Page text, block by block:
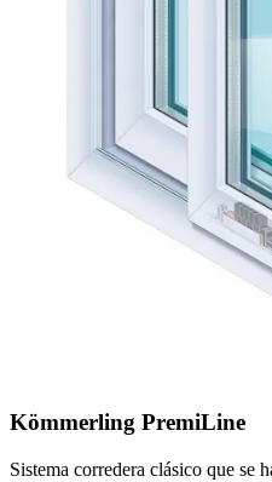
Kömmerling PremiLine
Sistema corredera clásico que se